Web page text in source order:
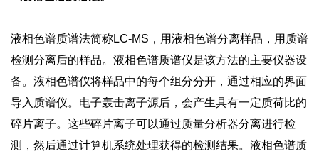
液相色谱质谱法简称LC-MS，用液相色谱分离样品，用质谱
检测分离后的样品。液相色谱质谱仪是该方法的主要仪器设
备。液相色谱仪将样品中的每个组分分开，通过相应的界面
导入质谱仪。电子轰击离子源后，会产生具有一定质荷比的
碎片离子。这些碎片离子可以通过质量分析器分离进行检
测，然后通过计算机系统处理获得的检测结果。液相色谱质